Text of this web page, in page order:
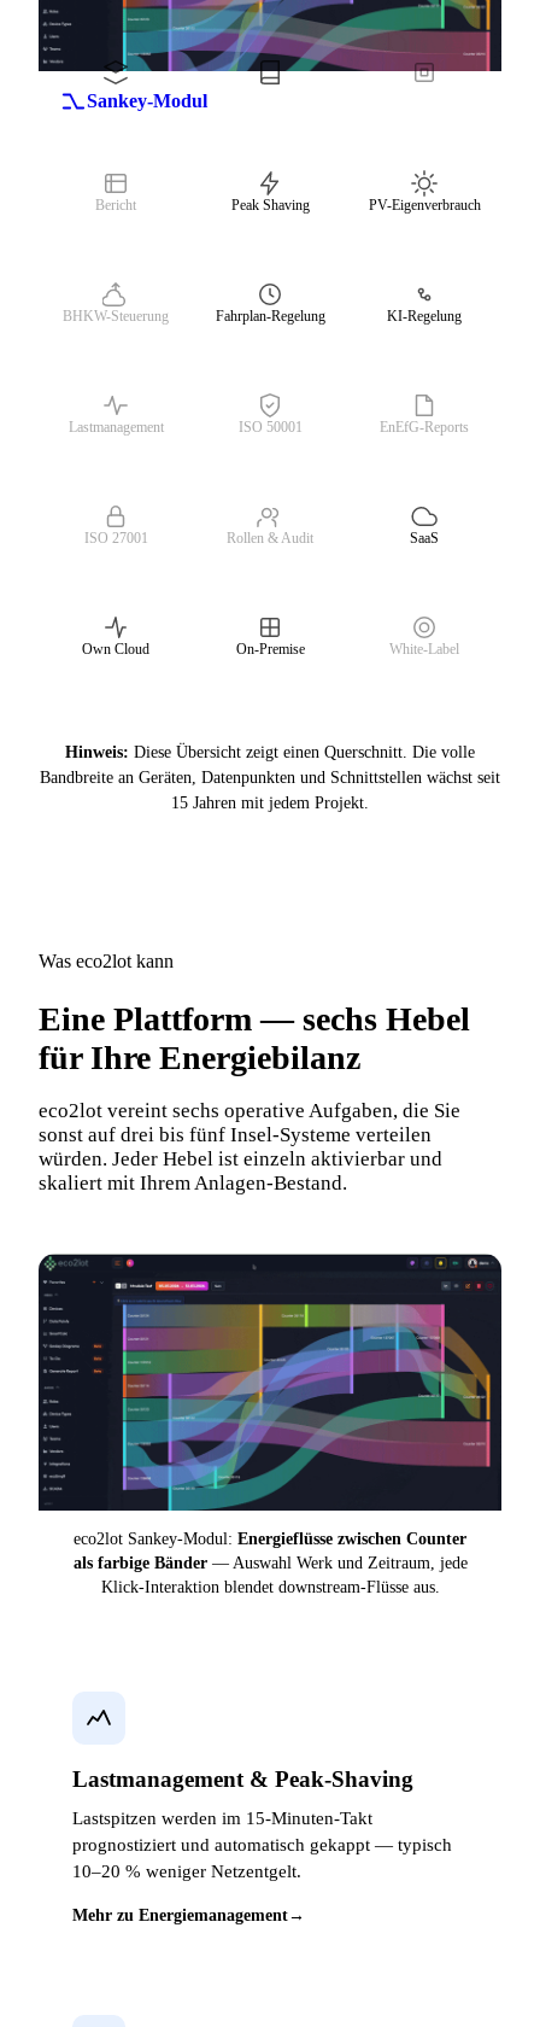
Sankey-Modul
SmartCalc
Bericht Peak Shaving PV-Eigenverbrauch
BHKW-Steuerung Fahrplan-Regelung KI-Regelung
Lastmanagement ISO 50001 EnEfG-Reports
ISO 27001 Rollen & Audit SaaS
Own Cloud On-Premise White-Label
Hinweis: Diese Übersicht zeigt einen Querschnitt. Die volle
Bandbreite an Geräten, Datenpunkten und Schnittstellen wächst seit
15 Jahren mit jedem Projekt.
Was eco2lot kann
Eine Plattform — sechs Hebel
für Ihre Energie­bilanz
eco2lot vereint sechs operative Aufgaben, die Sie
sonst auf drei bis fünf Insel-Systeme verteilen
würden. Jeder Hebel ist einzeln aktivierbar und
skaliert mit Ihrem Anlagen-Bestand.
eco2lot Sankey-Modul: Energieflüsse zwischen Counter
als farbige Bänder— Auswahl Werk und Zeitraum, jede
Klick-Interaktion blendet downstream-Flüsse aus.
Lastmanagement & Peak-Shaving
Lastspitzen werden im 15-Minuten-Takt
prognostiziert und automatisch gekappt — typisch
10–20 % weniger Netzentgelt.
Mehr zu Energiemanagement→